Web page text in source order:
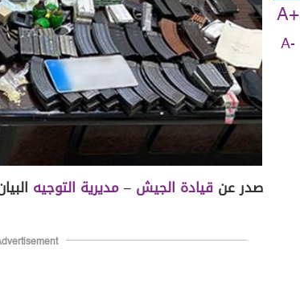
A+
A-
صدر عن قيادة الجيش –مديرية التوجيه